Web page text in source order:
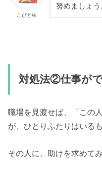
こびと株
努めましょう
対処法②仕事が
職場を見渡せば、「この
が、ひとりふたりはいるも
その人に、助けを求めて